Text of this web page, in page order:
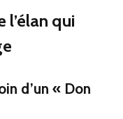
l’élan qui
d’un « Don